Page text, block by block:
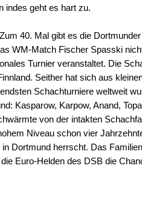
indes geht es hart zu.
40. Mal gibt es die
WM-Match Fischer Spasski
Turnier veranstaltet. Die
Seither hat sich aus
Schachturniere weltweit
Kasparow, Karpow, Anand,
von der intakten
Niveau schon vier
Dortmund herrscht. Das
Euro-Helden des DSB die